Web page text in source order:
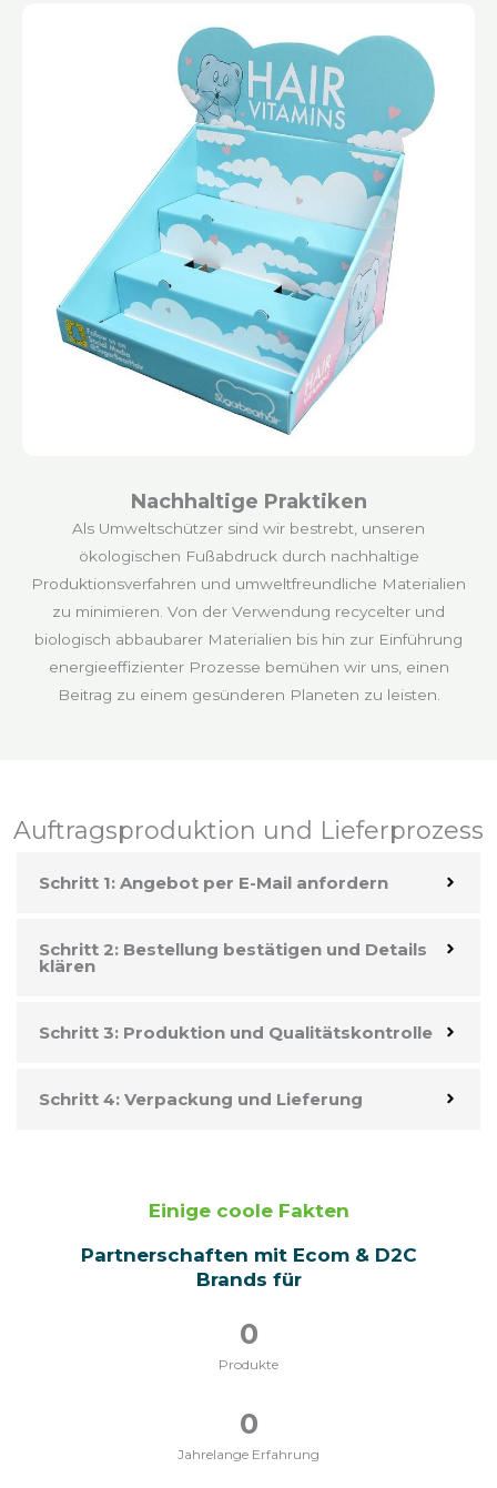
Nachhaltige Praktiken
Als Umweltschützer sind wir bestrebt, unseren
ökologischen Fußabdruck durch nachhaltige
Produktionsverfahren und umweltfreundliche Materialien
zu minimieren. Von der Verwendung recycelter und
biologisch abbaubarer Materialien bis hin zur Einführung
energieeffizienter Prozesse bemühen wir uns, einen
Beitrag zu einem gesünderen Planeten zu leisten.
Auftragsproduktion und Lieferprozess
Schritt 1: Angebot per E-Mail anfordern
Schritt 2: Bestellung bestätigen und Details
klären
Schritt 3: Produktion und Qualitätskontrolle
Schritt 4: Verpackung und Lieferung
Einige coole Fakten
Partnerschaften mit Ecom & D2C
Brands für
Produkte
0
Jahrelange Erfahrung
0